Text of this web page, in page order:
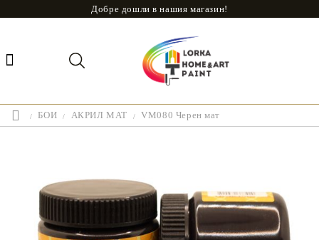
Добре дошли в нашия магазин!
БОИ АКРИЛ МАТ VM080 Черен мат